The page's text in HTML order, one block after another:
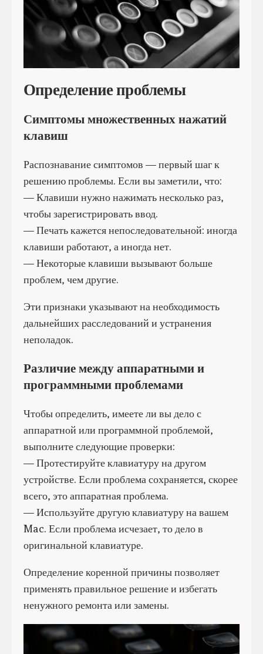
Определение проблемы
Симптомы множественных нажатий
клавиш
Распознавание симптомов — первый шаг к
решению проблемы. Если вы заметили, что:
— Клавиши нужно нажимать несколько раз,
чтобы зарегистрировать ввод.
— Печать кажется непоследовательной: иногда
клавиши работают, а иногда нет.
— Некоторые клавиши вызывают больше
проблем, чем другие.
Эти признаки указывают на необходимость
дальнейших расследований и устранения
неполадок.
Различие между аппаратными и
программными проблемами
Чтобы определить, имеете ли вы дело с
аппаратной или программной проблемой,
выполните следующие проверки:
— Протестируйте клавиатуру на другом
устройстве. Если проблема сохраняется, скорее
всего, это аппаратная проблема.
— Используйте другую клавиатуру на вашем
Mac. Если проблема исчезает, то дело в
оригинальной клавиатуре.
Определение коренной причины позволяет
применять правильное решение и избегать
ненужного ремонта или замены.